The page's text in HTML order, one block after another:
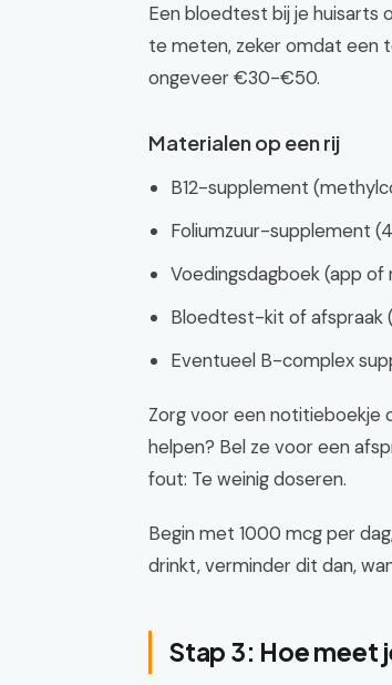
Een bloedtest bij je huisarts
te meten, zeker omdat een
ongeveer €30-€50.
Materialen op een rij
B12-supplement
Foliumzuur-supplement
Voedingsdagboek (app
Bloedtest-kit of
Eventueel B-complex
Zorg voor een notitieboekje
helpen? Bel ze voor een
fout: Te weinig doseren.
Begin met 1000 mcg per
drinkt, verminder dit dan,
Stap 3: Hoe meet